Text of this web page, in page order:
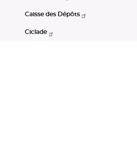
Caisse des Dépôts
Ciclade